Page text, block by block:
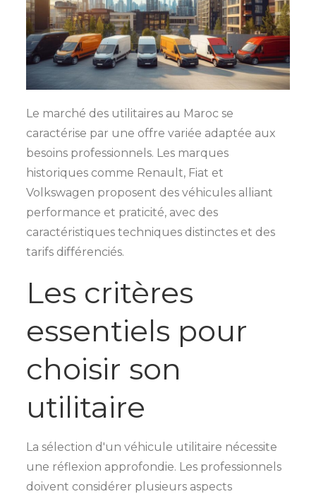
Le marché des utilitaires au Maroc se
caractérise par une offre variée adaptée aux
besoins professionnels. Les marques
historiques comme Renault, Fiat et
Volkswagen proposent des véhicules alliant
performance et praticité, avec des
caractéristiques techniques distinctes et des
tarifs différenciés.
Les critères
essentiels pour
choisir son
utilitaire
La sélection d'un véhicule utilitaire nécessite
une réflexion approfondie. Les professionnels
doivent considérer plusieurs aspects